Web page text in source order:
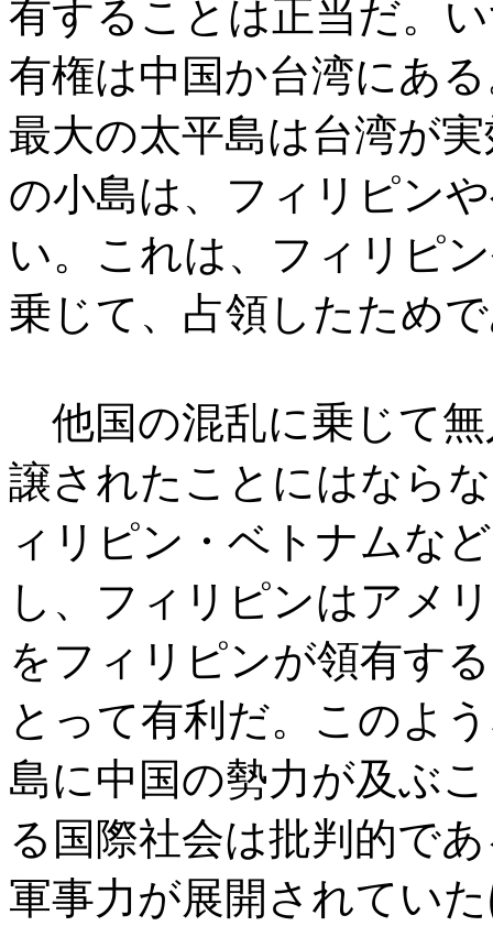
有することは正当だ。
有権は中国か台湾にあ
最大の太平島は台湾が
の小島は、フィリピン
い。これは、フィリピ
乗じて、占領したため
他国の混乱に乗じて
譲されたことにはなら
ィリピン・ベトナムな
し、フィリピンはアメ
をフィリピンが領有す
とって有利だ。このよ
島に中国の勢力が及ぶ
る国際社会は批判的で
軍事力が展開されてい